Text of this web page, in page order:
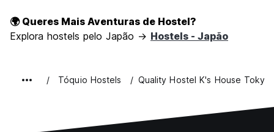
🌍 Queres Mais Aventuras de Hostel?
Explora hostels pelo Japão → Hostels - Japão
Tóquio Hostels Quality Hostel K's House Tokyo